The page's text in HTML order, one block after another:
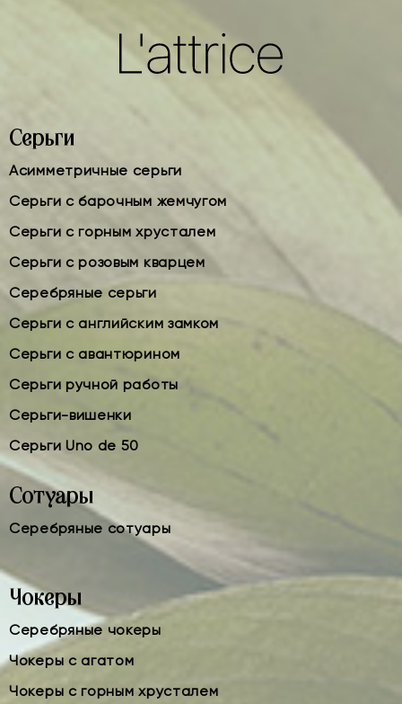
Серьги
Асимметричные серьги
Серьги с барочным жемчугом
Серьги с горным хрусталем
Серьги с розовым кварцем
Серебряные серьги
Серьги с английским замком
Серьги с авантюрином
Серьги ручной работы
Серьги-вишенки
Серьги Uno de 50
Сотуары
Серебряные сотуары
Чокеры
Серебряные чокеры
Чокеры с агатом
Чокеры с горным хрусталем